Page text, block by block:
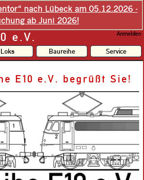
nach Lübeck am 05.12.2026 -
ab Juni 2026!
e.V. Anmelden
Loks Baureihe Service
E10 e.V. begrüßt Sie!